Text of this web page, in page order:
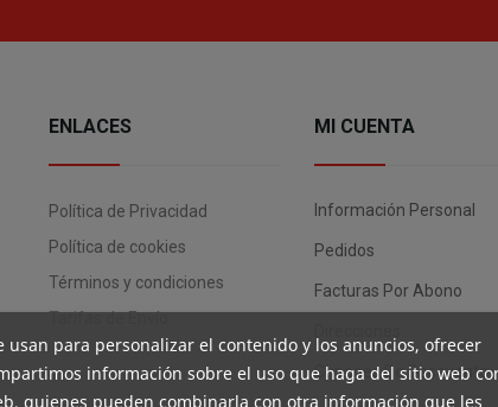
ENLACES
Política de Privacidad
Política de cookies
Términos y condiciones
Tarifas de Envío
MI CUENTA
Información Personal
Pedidos
Facturas Por Abono
Cupones De Descuento
usan para personalizar el contenido y los anuncios, ofrecer
información sobre el uso que haga del sitio web
quienes pueden combinarla con otra información que les